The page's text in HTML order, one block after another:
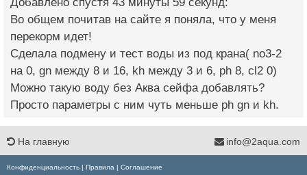
Во общем почитав на сайте я поняла, что у меня
перекорм идет!
Сделала подмену и тест воды из под крана( no3-2
на 0, gn между 8 и 16, kh между 3 и 6, ph 8, cl2 0)
Можно такую воду без Аква сейфа добавлять?
Просто параметры с ним чуть меньше ph gn и kh.
На главную info@2aqua.com
Конфиденциальность | Правила | Соглашение